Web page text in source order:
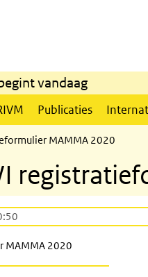
vandaag
Publicaties
MAMMA 2020
MAMMA 2020